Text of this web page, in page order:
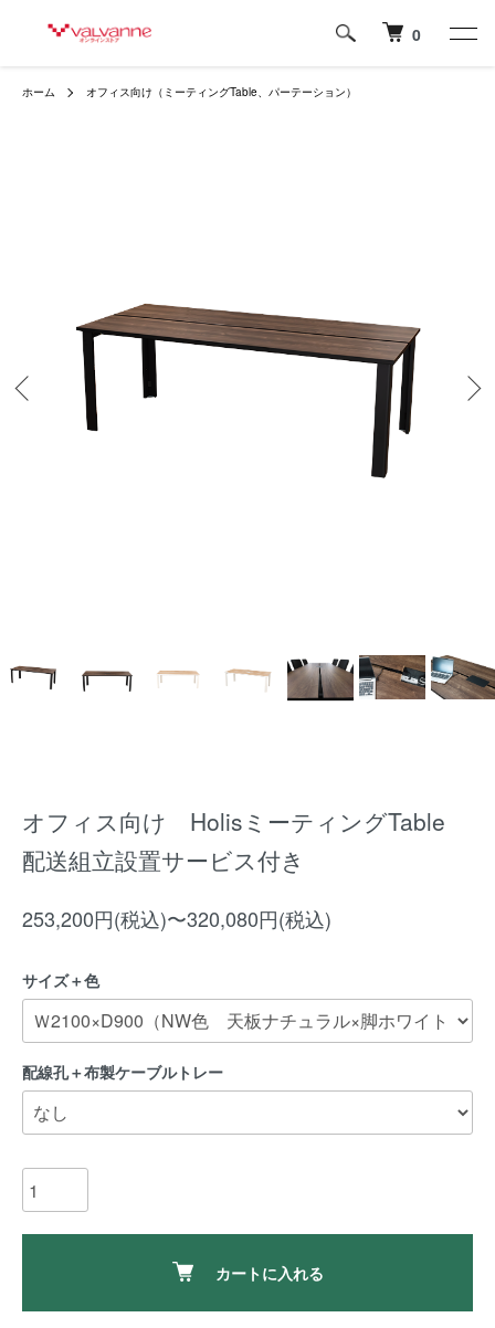
0
ホーム オフィス向け（ミーティングTable、パーテーション）
オフィス向け HolisミーティングTable
配送組立設置サービス付き
253,200円(税込)〜320,080円(税込)
サイズ＋色
配線孔＋布製ケーブルトレー
カートに入れる